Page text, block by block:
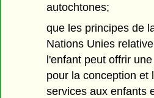
autochtones;
que les principes de
Nations Unies
l'enfant peut offrir
pour la conception et
services aux enfants